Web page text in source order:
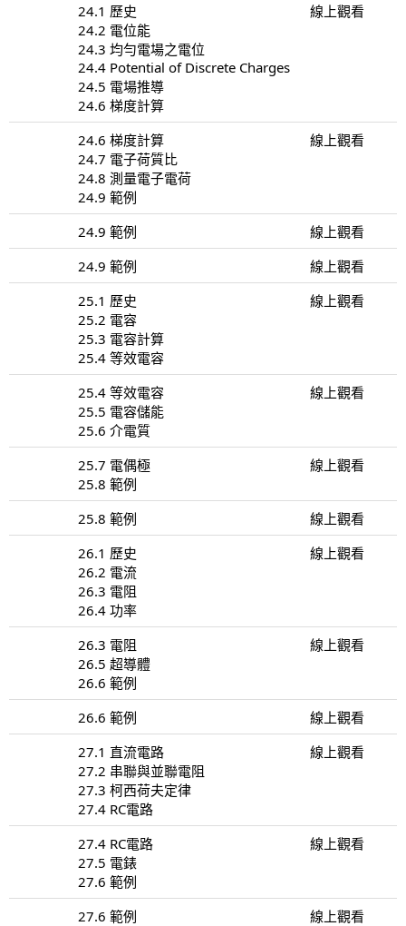
24.1 歷史
24.2 電位能
24.3 均勻電場之電位
24.4 Potential of Discrete Charges
24.5 電場推導
24.6 梯度計算
線上觀看
24.6 梯度計算
24.7 電子荷質比
24.8 測量電子電荷
24.9 範例
線上觀看
24.9 範例
線上觀看
24.9 範例
線上觀看
25.1 歷史
25.2 電容
25.3 電容計算
25.4 等效電容
線上觀看
25.4 等效電容
25.5 電容儲能
25.6 介電質
線上觀看
25.7 電偶極
25.8 範例
線上觀看
25.8 範例
線上觀看
26.1 歷史
26.2 電流
26.3 電阻
26.4 功率
線上觀看
26.3 電阻
26.5 超導體
26.6 範例
線上觀看
26.6 範例
線上觀看
27.1 直流電路
27.2 串聯與並聯電阻
27.3 柯西荷夫定律
27.4 RC電路
線上觀看
27.4 RC電路
27.5 電錶
27.6 範例
線上觀看
27.6 範例 線上觀看